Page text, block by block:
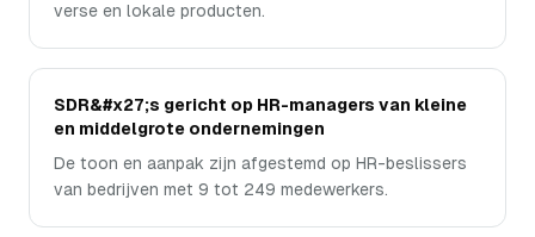
verse en lokale producten.
SDR&#x27;s gericht op HR-managers van kleine
en middelgrote ondernemingen
De toon en aanpak zijn afgestemd op HR-beslissers
van bedrijven met 9 tot 249 medewerkers.